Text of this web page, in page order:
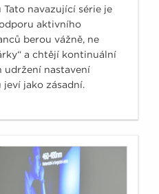
navazující série je
aktivního
berou vážně, ne
a chtějí kontinuální
udržení nastavení
jako zásadní.